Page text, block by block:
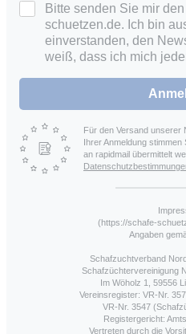
Bitte senden Sie mir
schuetzen.de. Ich bin
einverstanden, den
weiß, dass ich mich
Für den Versand unserer
Ihrer Anmeldung
an rapidmail übermittelt
(https://schafe-
Angaben
Schafzuchtverband
Schafzüchtervereinigung
Im Wöholz 1, 59556
Vereinsregister: VR-Nr.
VR-Nr. 3547
Registergericht:
Vertreten durch die